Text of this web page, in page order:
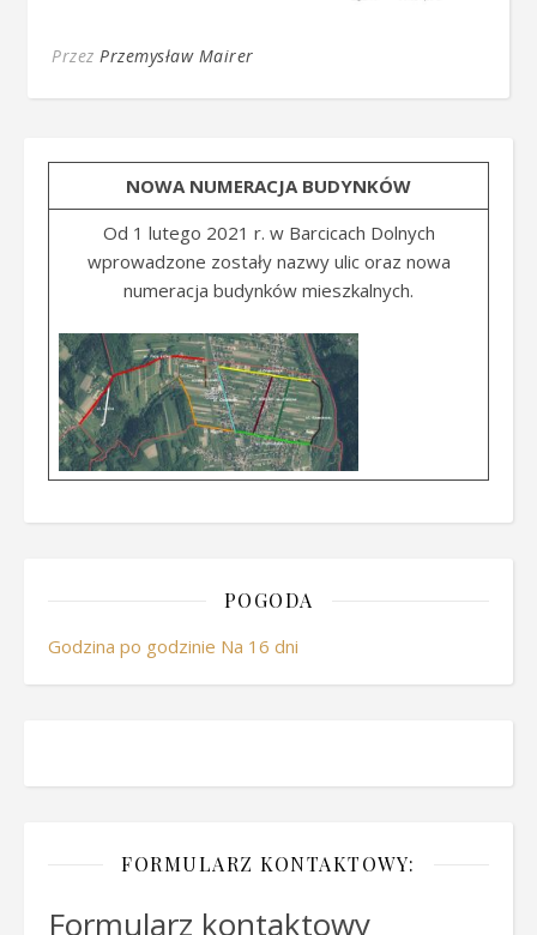
Przez Przemysław Mairer
NOWA NUMERACJA BUDYNKÓW
Od 1 lutego 2021 r. w Barcicach Dolnych
wprowadzone zostały nazwy ulic oraz nowa
numeracja budynków mieszkalnych.
POGODA
Godzina po godzinie Na 16 dni
FORMULARZ KONTAKTOWY:
Formularz kontaktowy